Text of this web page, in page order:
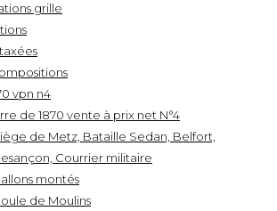
grille
vpn n4
de 1870 vente à prix net N°4
de Metz, Bataille Sedan, Belfort,
Courrier militaire
montés
de Moulins